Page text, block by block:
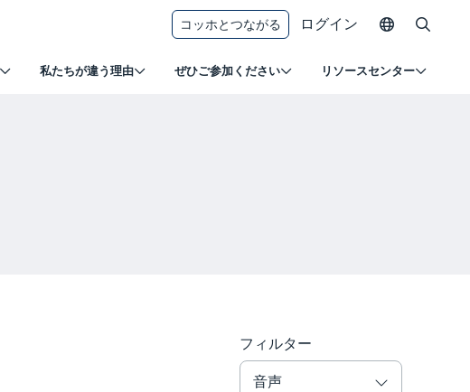
私たちが違う理由 ぜひご参加ください リソースセンター
コッホとつながる ログイン
フィルター
音声